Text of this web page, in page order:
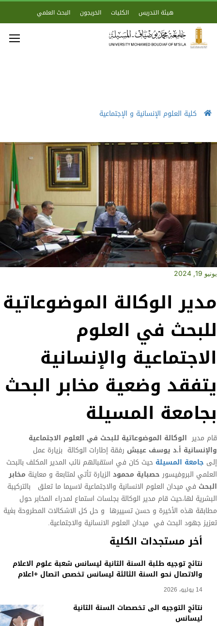
هيئة التدريس الكليات الخريجون البحث العلمي
كلية العلوم الإنسانية و الإجتماعية
أخر مستجدات الكلية
نتائج توجيه طلبة السنة الثانية ليسانس شعبة علوم الاعلام
والاتصال نحو السنة الثالثة ليسانس تخصص اتصال +اعلام
14 يوليو، 2026
نتائج التوجيه الى تخصصات السنة الثانية
ليسانس
يونيو 19, 2024
مدير الوكالة الموضوعاتية
للبحث في العلوم
الاجتماعية والإنسانية
يتفقد وضعية مخابر البحث
بجامعة المسيلة
قام مدير الوكالة الموضوعاتية للبحث في العلوم الاجتماعية
والإنسانية أ.د يوسف عيبش رفقة إطارات الوكالة بزيارة عمل
إلى جامعة المسيلة حيث كان في استقبالهم نائب المدير المكلف بالبحث
العلمي البروفيسورحصباية محمود الزيارة تأتي لمتابعة و معاينة مخابر
البحث في ميدان العلوم الانسانية والاجتماعية لاسيما ما تعلق بالتركيبة
البشرية لها،حيث قام مدير الوكالة بجلسات استماع لمدراء المخابر حول
مطابقة هذه الأخيرة و حسن تسييرها و حل كل الاشكالات المطروحة بغية
تعزيز جهود البحث في ميدان العلوم الانسانية والاجتماعية.